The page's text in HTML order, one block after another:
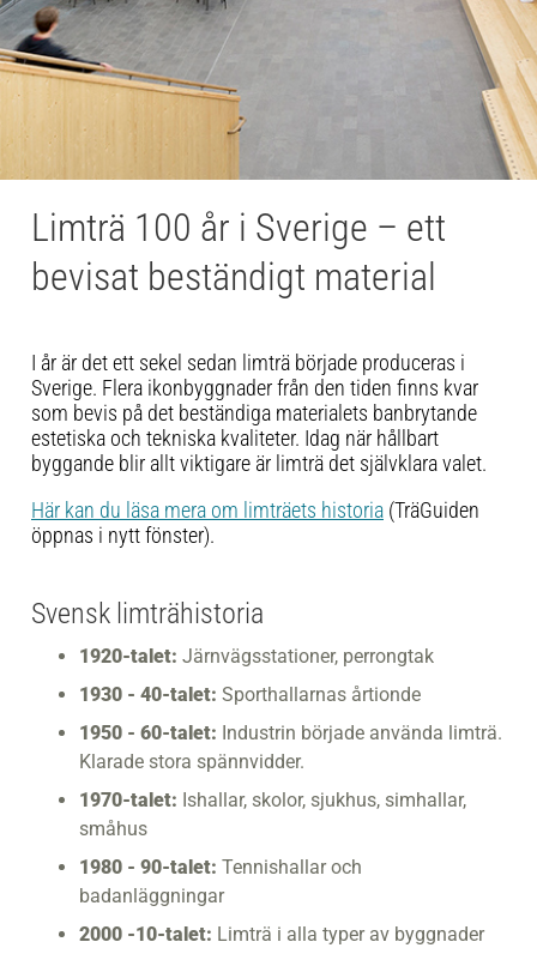
Limträ 100 år i Sverige – ett
bevisat beständigt material
I år är det ett sekel sedan limträ började produceras i
Sverige. Flera ikonbyggnader från den tiden finns kvar
som bevis på det beständiga materialets banbrytande
estetiska och tekniska kvaliteter. Idag när hållbart
byggande blir allt viktigare är limträ det självklara valet.
Här kan du läsa mera om limträets historia (TräGuiden
öppnas i nytt fönster).
Svensk limträhistoria
1920-talet: Järnvägsstationer, perrongtak
1930 - 40-talet: Sporthallarnas årtionde
1950 - 60-talet: Industrin började använda limträ.
Klarade stora spännvidder.
1970-talet: Ishallar, skolor, sjukhus, simhallar,
småhus
1980 - 90-talet: Tennishallar och
badanläggningar
2000 -10-talet: Limträ i alla typer av byggnader